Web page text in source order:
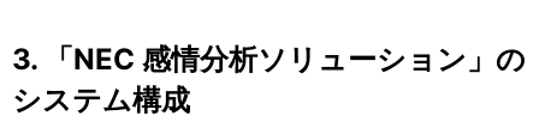
3. 「NEC 感情分析ソリューション」の
システム構成